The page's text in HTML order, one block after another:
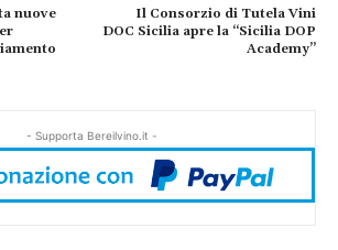
nuove
Il Consorzio di Tutela Vini
DOC Sicilia apre la “Sicilia DOP
Academy”
- Supporta Bereilvino.it -